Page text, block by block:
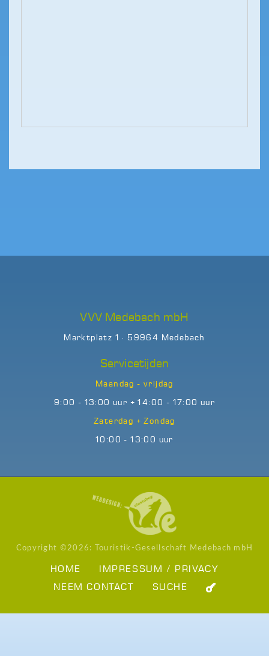
VVV Medebach mbH
Marktplatz 1 · 59964 Medebach
Servicetijden
Maandag - vrijdag
9:00 - 13:00 uur + 14:00 - 17:00 uur
Zaterdag + Zondag
10:00 - 13:00 uur
Copyright ©2026: Touristik-Gesellschaft Medebach mbH
HOME
IMPRESSUM / PRIVACY
NEEM CONTACT
SUCHE